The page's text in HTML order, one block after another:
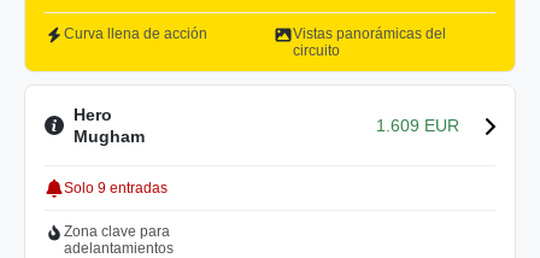
Curva llena de acción
Vistas panorámicas del
circuito
Hero
Mugham
1.609 EUR
Solo 9 entradas
Zona clave para
adelantamientos